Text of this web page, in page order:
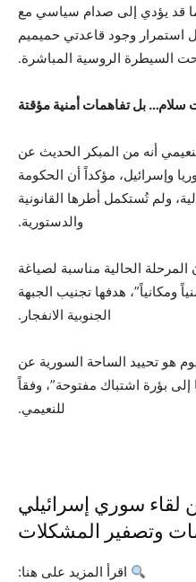
ما قد يؤدي إلى صدام سياسي مع
وجود قاعدتي حميميم
السيطرة الروسية المباشرة.
سلام… بل تفاهمات أمنية مؤقتة
أنه من المبكر الحديث عن
وإسرائيل، مؤكداً أن الحكومة
ولم تُستكمل أطرها القانونية
والدستورية.
الحالية مناسبة لصياغة
ومكانياً”، هدفها تجنيب الجبهة
الجنوبية الانفجار.
هو تحييد الساحة السورية عن
إلى بؤرة اشتباك مفتوحة”، وفقاً
للنعيمي.
لقاء سوري إسرائيلي
وتصفير المشكلات
اقرأ المزيد على هنا: